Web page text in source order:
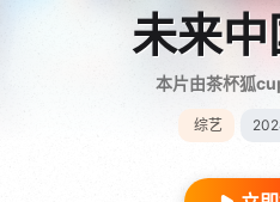
未来
本片由茶杯狐
综艺